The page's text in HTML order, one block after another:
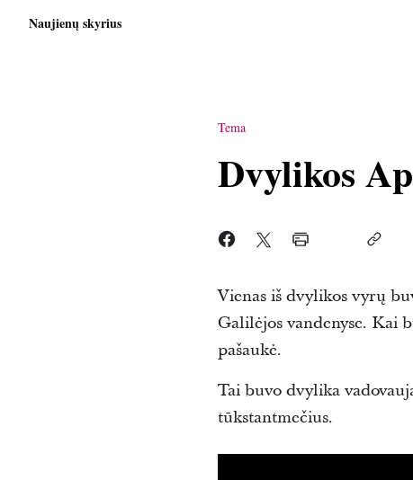
Naujienų skyrius
Tema
Dvylikos
Vienas iš dvylikos vyrų
Galilėjos vandenyse. Kai
pašaukė.
Tai buvo dvylika
tūkstantmečius.